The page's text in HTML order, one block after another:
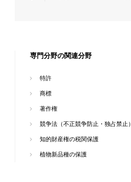
専門分野の関連分野
特許
商標
著作権
競争法（不正競争防止・独占禁止）
知的財産権の税関保護
植物新品種の保護